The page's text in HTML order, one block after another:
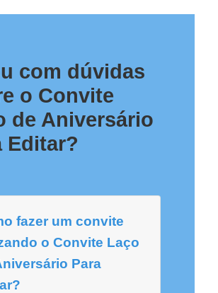
com dúvidas
o Convite
de Aniversário
Editar?
fazer um convite
o Convite Laço
Para